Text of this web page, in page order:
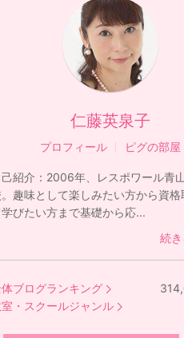
仁藤英泉子
プロフィール ピグの部屋
紹介： 2006年、レスポワール青
趣味として楽しみたい方から資格
学びたい方まで基礎から応...
続き
ブログランキング
・スクールジャンル